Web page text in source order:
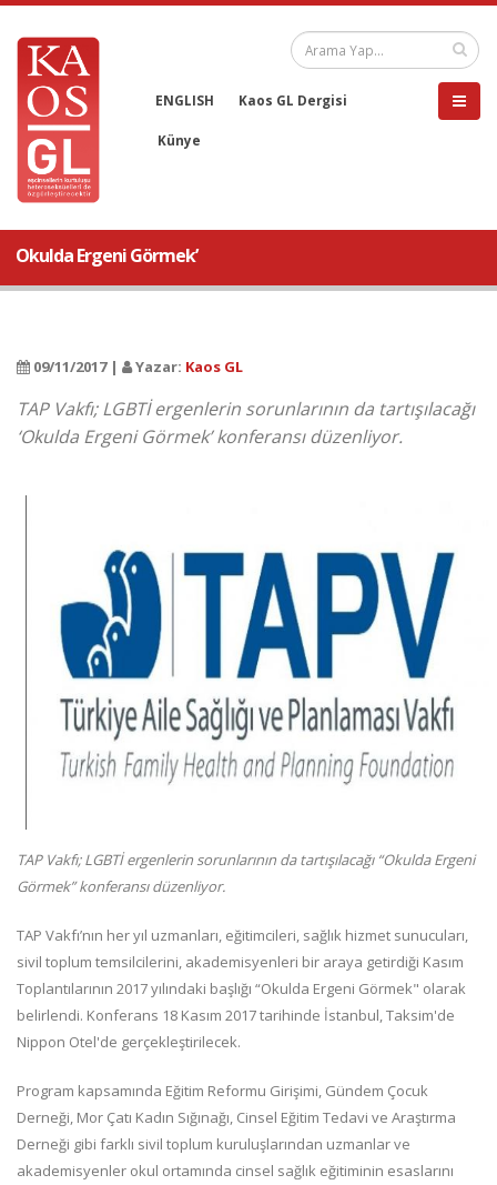
ENGLISH Kaos GL Dergisi
Künye
Okulda Ergeni Görmek’
09/11/2017 | Yazar: Kaos GL
TAP Vakfı; LGBTİ ergenlerin sorunlarının da tartışılacağı
‘Okulda Ergeni Görmek’ konferansı düzenliyor.
TAP Vakfı; LGBTİ ergenlerin sorunlarının da tartışılacağı “Okulda Ergeni
Görmek” konferansı düzenliyor.
TAP Vakfı’nın her yıl uzmanları, eğitimcileri, sağlık hizmet sunucuları,
sivil toplum temsilcilerini, akademisyenleri bir araya getirdiği Kasım
Toplantılarının 2017 yılındaki başlığı “Okulda Ergeni Görmek" olarak
belirlendi. Konferans 18 Kasım 2017 tarihinde İstanbul, Taksim'de
Nippon Otel'de gerçekleştirilecek.
Program kapsamında Eğitim Reformu Girişimi, Gündem Çocuk
Derneği, Mor Çatı Kadın Sığınağı, Cinsel Eğitim Tedavi ve Araştırma
Derneği gibi farklı sivil toplum kuruluşlarından uzmanlar ve
akademisyenler okul ortamında cinsel sağlık eğitiminin esaslarını